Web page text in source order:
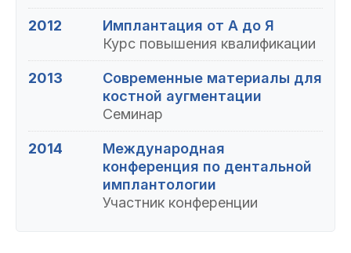
2012
Имплантация от А до Я
Курс повышения квалификации
2013
Современные материалы для
костной аугментации
Семинар
2014
Международная
конференция по дентальной
имплантологии
Участник конференции